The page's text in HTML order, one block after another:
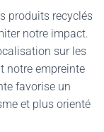
produits recyclés
notre impact.
sur les
notre empreinte
favorise un
et plus orienté